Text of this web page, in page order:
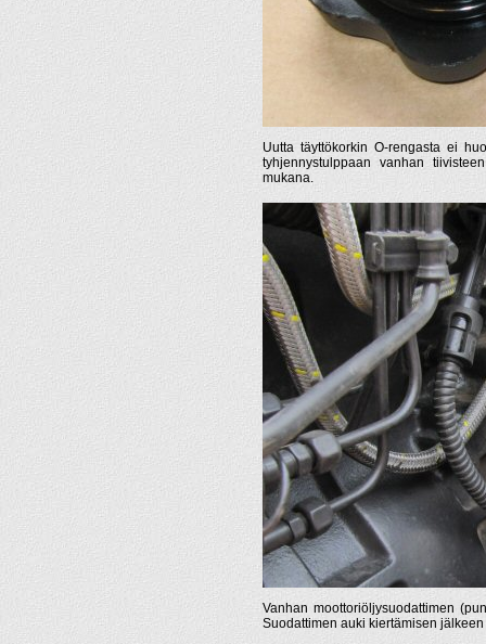
Uutta täyttökorkin O-rengasta ei
tyhjennystulppaan vanhan
mukana.
Vanhan moottoriöljysuodattimen
Suodattimen auki kiertämisen